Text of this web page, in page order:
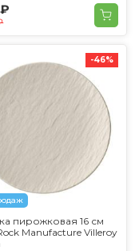
пирожковая 16 см
Manufacture Villeroy
-46%